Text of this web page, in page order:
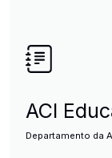
ACI
Departamento da